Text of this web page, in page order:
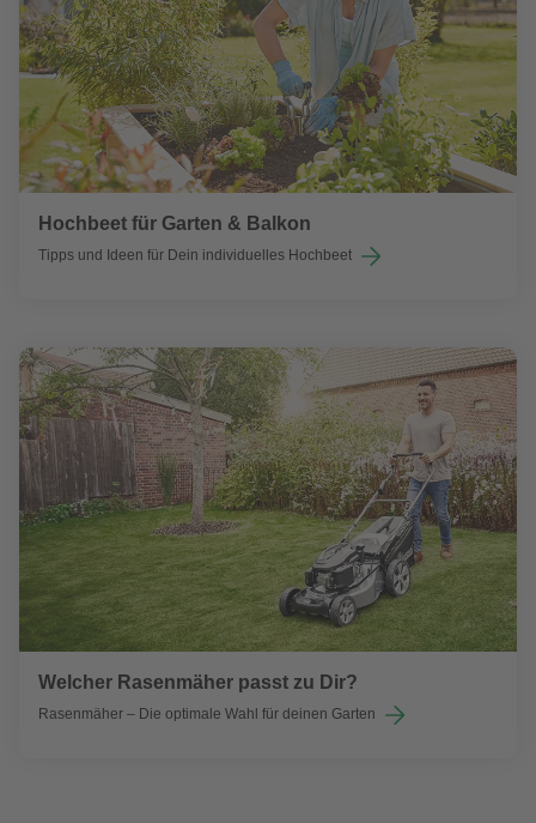
Hochbeet für Garten & Balkon
Tipps und Ideen für Dein individuelles Hochbeet
Welcher Rasenmäher passt zu Dir?
Rasenmäher – Die optimale Wahl für deinen Garten